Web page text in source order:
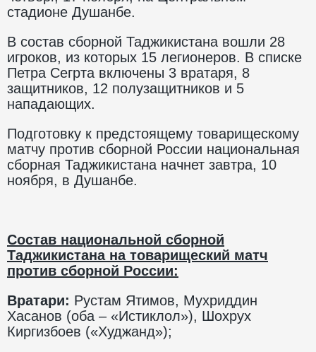
стадионе Душанбе.
В состав сборной Таджикистана вошли 28
игроков, из которых 15 легионеров. В списке
Петра Сегрта включены 3 вратаря, 8
защитников, 12 полузащитников и 5
нападающих.
Подготовку к предстоящему товарищескому
матчу против сборной России национальная
сборная Таджикистана начнет завтра, 10
ноября, в Душанбе.
Состав национальной сборной
Таджикистана на товарищеский матч
против сборной России:
Вратари: Рустам Ятимов, Мухриддин
Хасанов (оба – «Истиклол»), Шохрух
Киргизбоев («Худжанд»);